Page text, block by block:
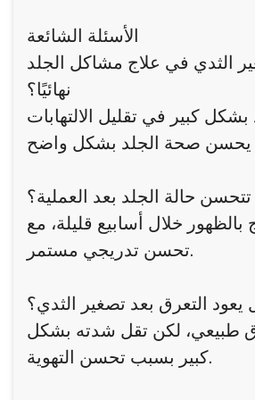
الأسئلة الشائعة
الثدي في علاج مشاكل الجلد
نهائيًا؟
كبير في تقليل الالتهابات
حالة الجلد بعد العملية؟
بالظهور خلال أسابيع قليلة، مع
تحسن تدريجي مستمر.
يعود التعرق بعد تصغير الثدي؟
طبيعي، لكن تقل شدته بشكل
كبير بسبب تحسن التهوية.